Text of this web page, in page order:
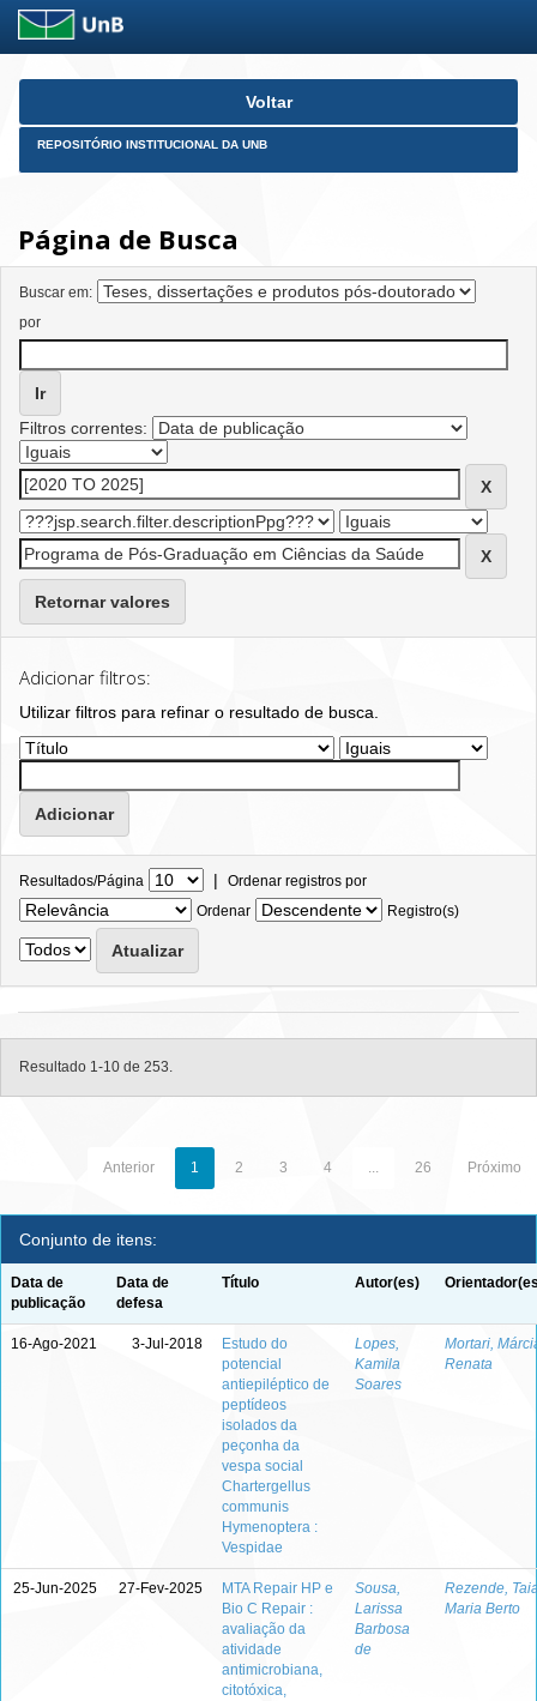
Skip
Voltar
REPOSITÓRIO INSTITUCIONAL DA UNB
Página de Busca
Buscar em:
por
Filtros correntes:
Retornar valores
Adicionar filtros:
Utilizar filtros para refinar o resultado de busca.
Resultados/Página | Ordenar registros por
Ordenar
Registro(s)
Resultado 1-10 de 253.
Anterior 1 2 3 4 ... 26 Próximo
Conjunto de itens:
Data de
publicação
Data de
defesa
Título Autor(es)
16-Ago-2021 3-Jul-2018
Estudo do
potencial
antiepiléptico de
peptídeos
isolados da
peçonha da
vespa social
Chartergellus
communis
Hymenoptera :
Vespidae
Lopes,
Kamila
Soares
Mortari,
Renata
25-Jun-2025 27-Fev-2025
MTA Repair HP e
Bio C Repair :
avaliação da
atividade
antimicrobiana,
citotóxica,
Sousa,
Larissa
Barbosa
de
Rezende,
Maria Berto